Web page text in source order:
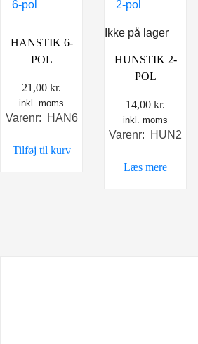
HANSTIK 6-
POL
21,00 kr.
inkl. moms
Varenr: HAN6
Tilføj til kurv
Ikke på lager
HUNSTIK 2-
POL
14,00 kr.
inkl. moms
Varenr: HUN2
Læs mere